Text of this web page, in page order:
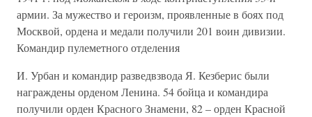
армии. За мужество и героизм, проявленные в боях под
Москвой, ордена и медали получили 201 воин дивизии.
Командир пулеметного отделения
И. Урбан и командир разведвзвода Я. Кезберис были
награждены орденом Ленина. 54 бойца и командира
получили орден Красного Знамени, 82 – орден Красной